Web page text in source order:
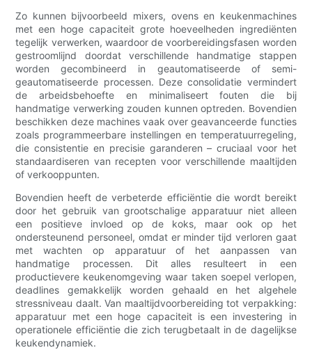
Zo kunnen bijvoorbeeld mixers, ovens en keukenmachines
met een hoge capaciteit grote hoeveelheden ingrediënten
tegelijk verwerken, waardoor de voorbereidingsfasen worden
gestroomlijnd doordat verschillende handmatige stappen
worden gecombineerd in geautomatiseerde of semi-
geautomatiseerde processen. Deze consolidatie vermindert
de arbeidsbehoefte en minimaliseert fouten die bij
handmatige verwerking zouden kunnen optreden. Bovendien
beschikken deze machines vaak over geavanceerde functies
zoals programmeerbare instellingen en temperatuurregeling,
die consistentie en precisie garanderen – cruciaal voor het
standaardiseren van recepten voor verschillende maaltijden
of verkooppunten.
Bovendien heeft de verbeterde efficiëntie die wordt bereikt
door het gebruik van grootschalige apparatuur niet alleen
een positieve invloed op de koks, maar ook op het
ondersteunend personeel, omdat er minder tijd verloren gaat
met wachten op apparatuur of het aanpassen van
handmatige processen. Dit alles resulteert in een
productievere keukenomgeving waar taken soepel verlopen,
deadlines gemakkelijk worden gehaald en het algehele
stressniveau daalt. Van maaltijdvoorbereiding tot verpakking:
apparatuur met een hoge capaciteit is een investering in
operationele efficiëntie die zich terugbetaalt in de dagelijkse
keukendynamiek.